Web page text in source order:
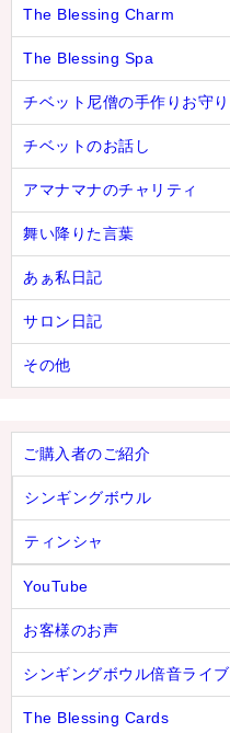
The Blessing Charm
The Blessing Spa
チベット尼僧の手作りお守り
チベットのお話し
アマナマナのチャリティ
舞い降りた言葉
あぁ私日記
サロン日記
その他
ご購入者のご紹介
シンギングボウル
ティンシャ
YouTube
お客様のお声
シンギングボウル倍音ライブ
The Blessing Cards